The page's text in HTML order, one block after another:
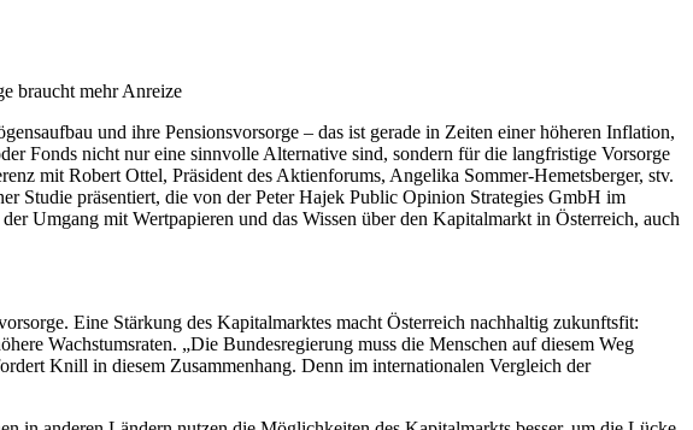
braucht mehr Anreize
und ihre Pensionsvorsorge – das ist gerade in Zeiten einer höheren Inflation,
Fonds nicht nur eine sinnvolle Alternative sind, sondern für die langfristige Vorsorge
mit Robert Ottel, Präsident des Aktienforums, Angelika Sommer-Hemetsberger, stv.
Studie präsentiert, die von der Peter Hajek Public Opinion Strategies GmbH im
Umgang mit Wertpapieren und das Wissen über den Kapitalmarkt in Österreich, auch
Eine Stärkung des Kapitalmarktes macht Österreich nachhaltig zukunftsfit:
Wachstumsraten. „Die Bundesregierung muss die Menschen auf diesem Weg
Knill in diesem Zusammenhang. Denn im internationalen Vergleich der